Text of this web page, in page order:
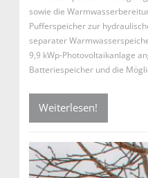
sowie die
Pufferspeicher zur
separater
9,9 kWp-Photovoltaikanlage
Batteriespeicher und die
Weiterlesen!